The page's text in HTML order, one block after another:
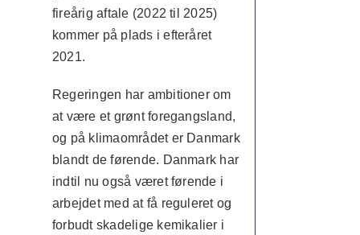
fireårig aftale (2022 til 2025)
kommer på plads i efteråret
2021.
Regeringen har ambitioner om
at være et grønt foregangsland,
og på klimaområdet er Danmark
blandt de førende. Danmark har
indtil nu også været førende i
arbejdet med at få reguleret og
forbudt skadelige kemikalier i